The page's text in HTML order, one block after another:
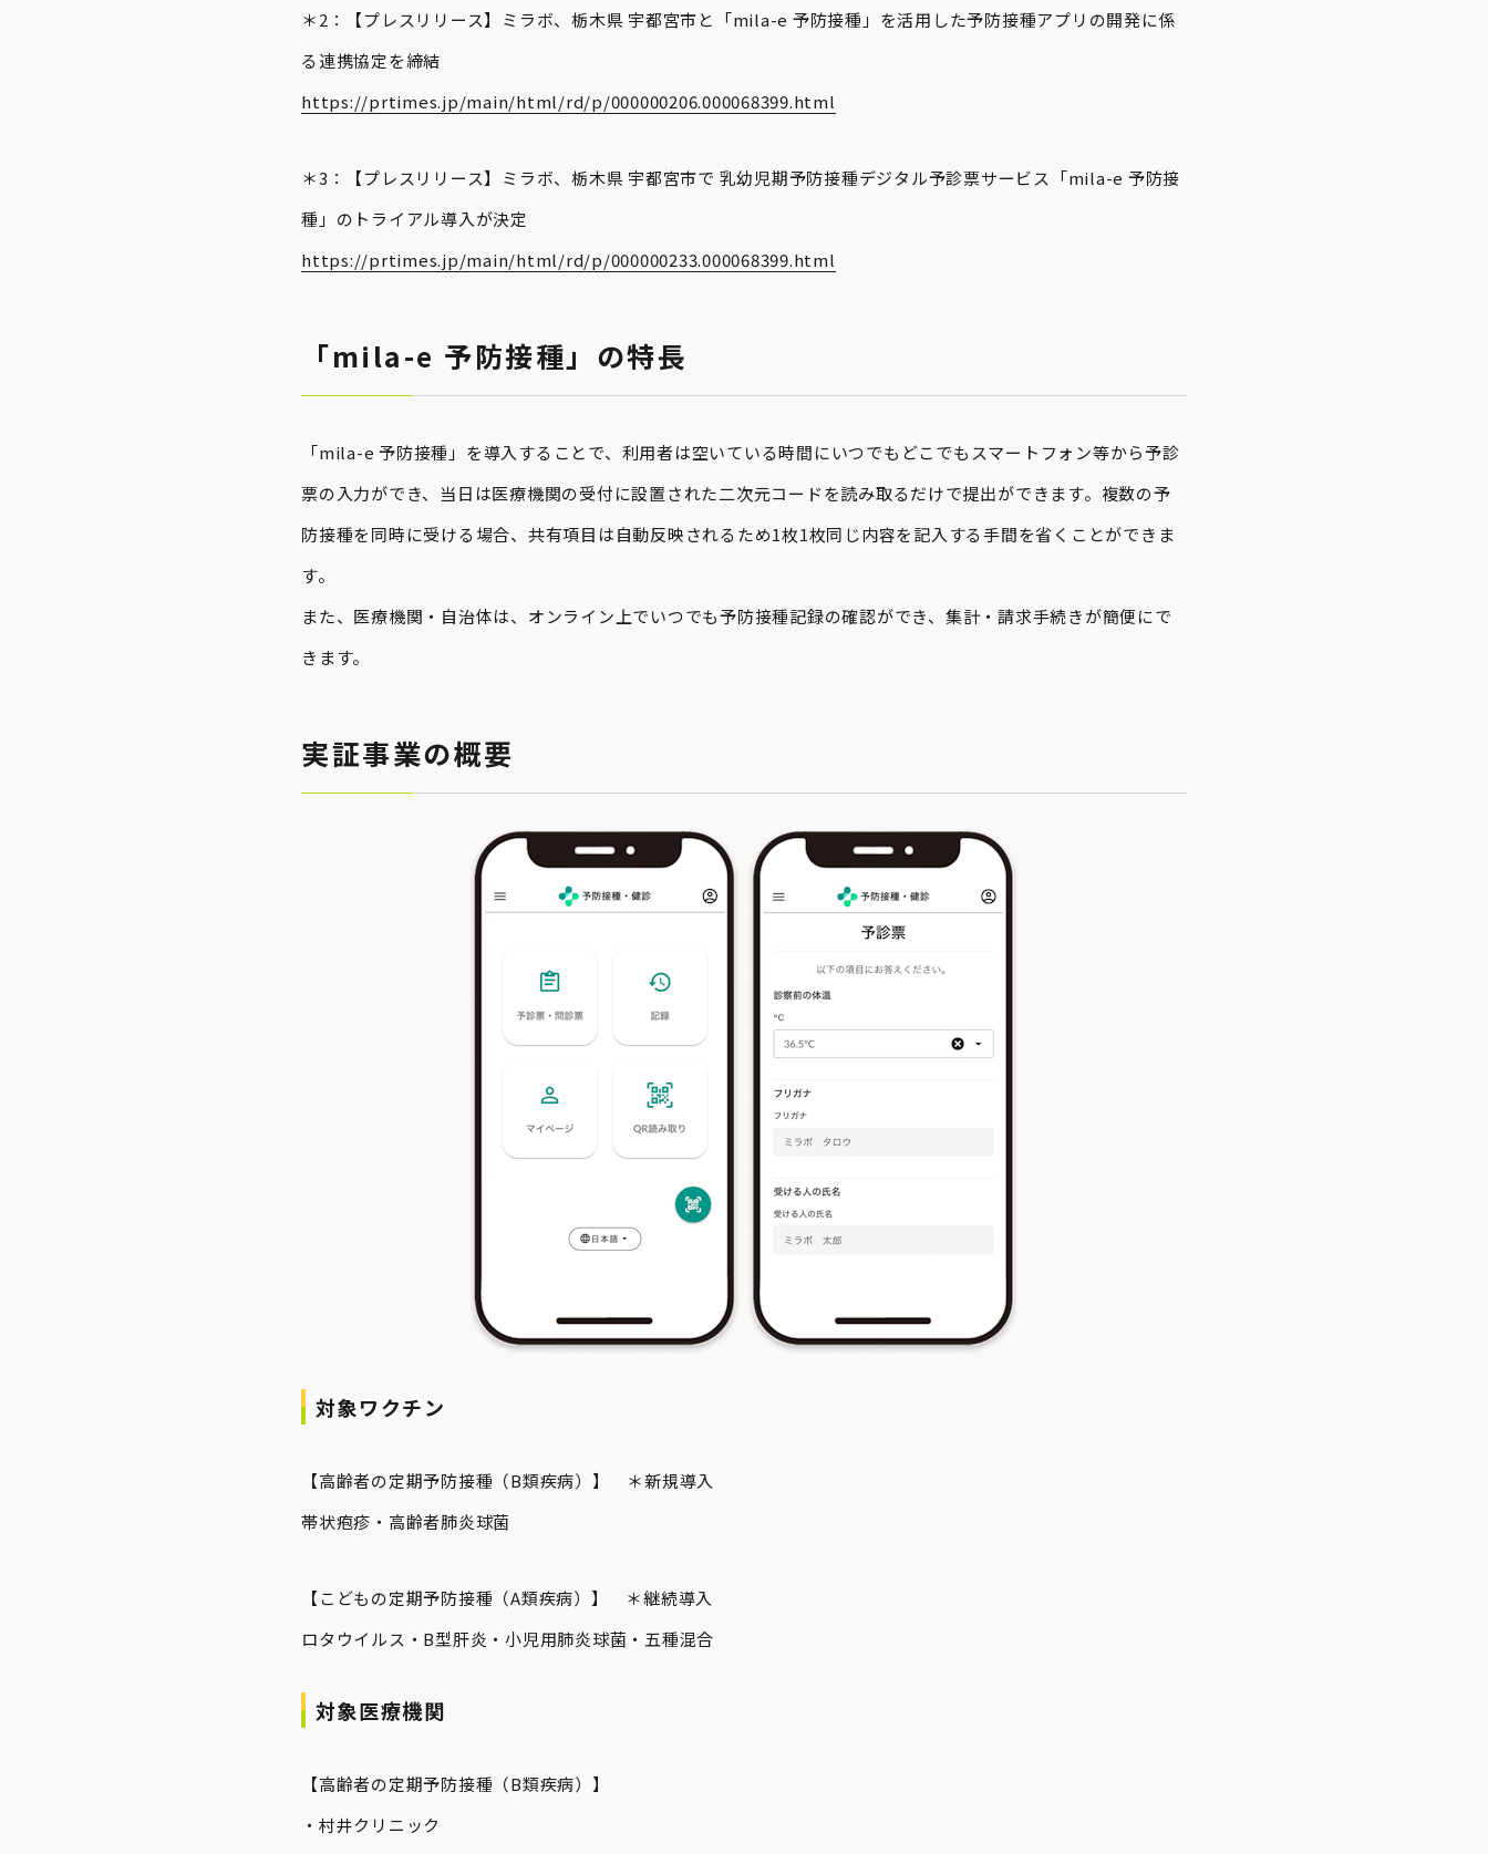
＊2：【プレスリリース】ミラボ、栃木県 宇都宮市と「mila-e 予防接種」を活用した予防接種アプリの開発に係
る連携協定を締結
https://prtimes.jp/main/html/rd/p/000000206.000068399.html
＊3：【プレスリリース】ミラボ、栃木県 宇都宮市で 乳幼児期予防接種デジタル予診票サービス「mila-e 予防接
種」のトライアル導入が決定
https://prtimes.jp/main/html/rd/p/000000233.000068399.html
「mila-e 予防接種」の特長
「mila-e 予防接種」を導入することで、利用者は空いている時間にいつでもどこでもスマートフォン等から予診
票の入力ができ、当日は医療機関の受付に設置された二次元コードを読み取るだけで提出ができます。複数の予
防接種を同時に受ける場合、共有項目は自動反映されるため1枚1枚同じ内容を記入する手間を省くことができま
す。
また、医療機関・自治体は、オンライン上でいつでも予防接種記録の確認ができ、集計・請求手続きが簡便にで
きます。
実証事業の概要
対象ワクチン
【高齢者の定期予防接種（B類疾病）】 ＊新規導入
帯状疱疹・高齢者肺炎球菌
【こどもの定期予防接種（A類疾病）】 ＊継続導入
ロタウイルス・B型肝炎・小児用肺炎球菌・五種混合
対象医療機関
【高齢者の定期予防接種（B類疾病）】
・村井クリニック